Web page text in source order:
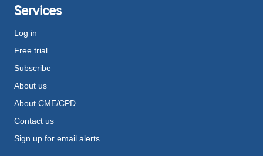
Services
Log in
Free trial
Subscribe
About us
About CME/CPD
Contact us
Sign up for email alerts